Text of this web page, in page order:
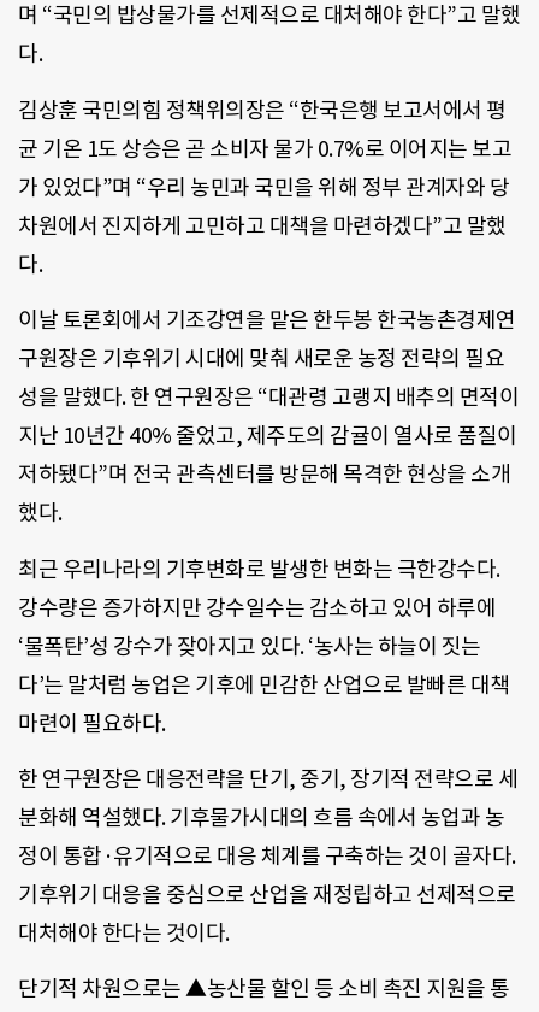
며 “국민의 밥상물가를 선제적으로 대처해야 한다”고 말했
다.
김상훈 국민의힘 정책위의장은 “한국은행 보고서에서 평
균 기온 1도 상승은 곧 소비자 물가 0.7%로 이어지는 보고
가 있었다”며 “우리 농민과 국민을 위해 정부 관계자와 당
차원에서 진지하게 고민하고 대책을 마련하겠다”고 말했
다.
이날 토론회에서 기조강연을 맡은 한두봉 한국농촌경제연
구원장은 기후위기 시대에 맞춰 새로운 농정 전략의 필요
성을 말했다. 한 연구원장은 “대관령 고랭지 배추의 면적이
지난 10년간 40% 줄었고, 제주도의 감귤이 열사로 품질이
저하됐다”며 전국 관측센터를 방문해 목격한 현상을 소개
했다.
최근 우리나라의 기후변화로 발생한 변화는 극한강수다.
강수량은 증가하지만 강수일수는 감소하고 있어 하루에
‘물폭탄’성 강수가 잦아지고 있다. ‘농사는 하늘이 짓는
다’는 말처럼 농업은 기후에 민감한 산업으로 발빠른 대책
마련이 필요하다.
한 연구원장은 대응전략을 단기, 중기, 장기적 전략으로 세
분화해 역설했다. 기후물가시대의 흐름 속에서 농업과 농
정이 통합·유기적으로 대응 체계를 구축하는 것이 골자다.
기후위기 대응을 중심으로 산업을 재정립하고 선제적으로
대처해야 한다는 것이다.
단기적 차원으로는 ▲농산물 할인 등 소비 촉진 지원을 통